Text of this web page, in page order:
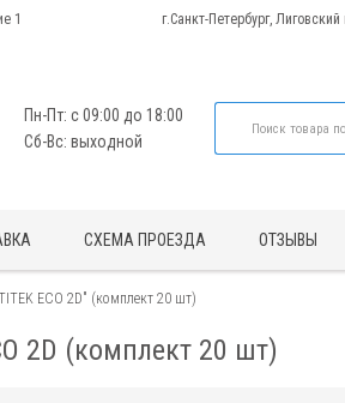
1 г.Санкт-Петербург,
Пн-Пт: с 09:00 до 18:00
Сб-Вс: выходной
СХЕМА ПРОЕЗДА ОТЗЫВЫ
ECO 2D" (комплект 20 шт)
2D (комплект 20 шт)